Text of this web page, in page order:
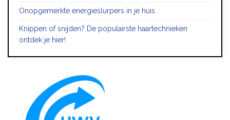
Onopgemerkte energieslurpers in je huis
Knippen of snijden? De populairste haartechnieken
ontdek je hier!